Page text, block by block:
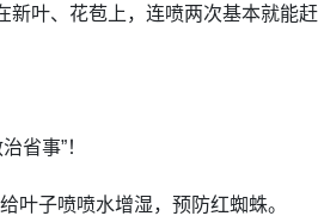
新叶、花苞上，连喷两次基本就能
省事”！
叶子喷喷水增湿，预防红蜘蛛。